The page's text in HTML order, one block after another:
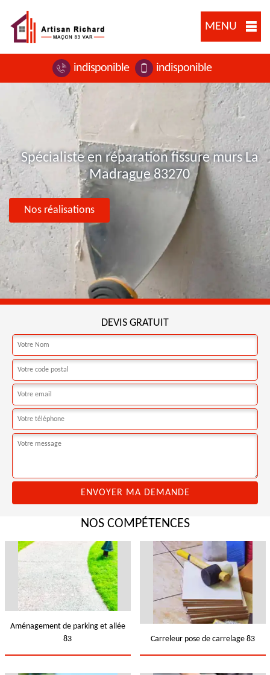
MENU
indisponible indisponible
Spécialiste en réparation fissure murs La
Madrague 83270
Nos réalisations
DEVIS GRATUIT
NOS COMPÉTENCES
Aménagement de parking et allée
83
Carreleur pose de carrelage 83